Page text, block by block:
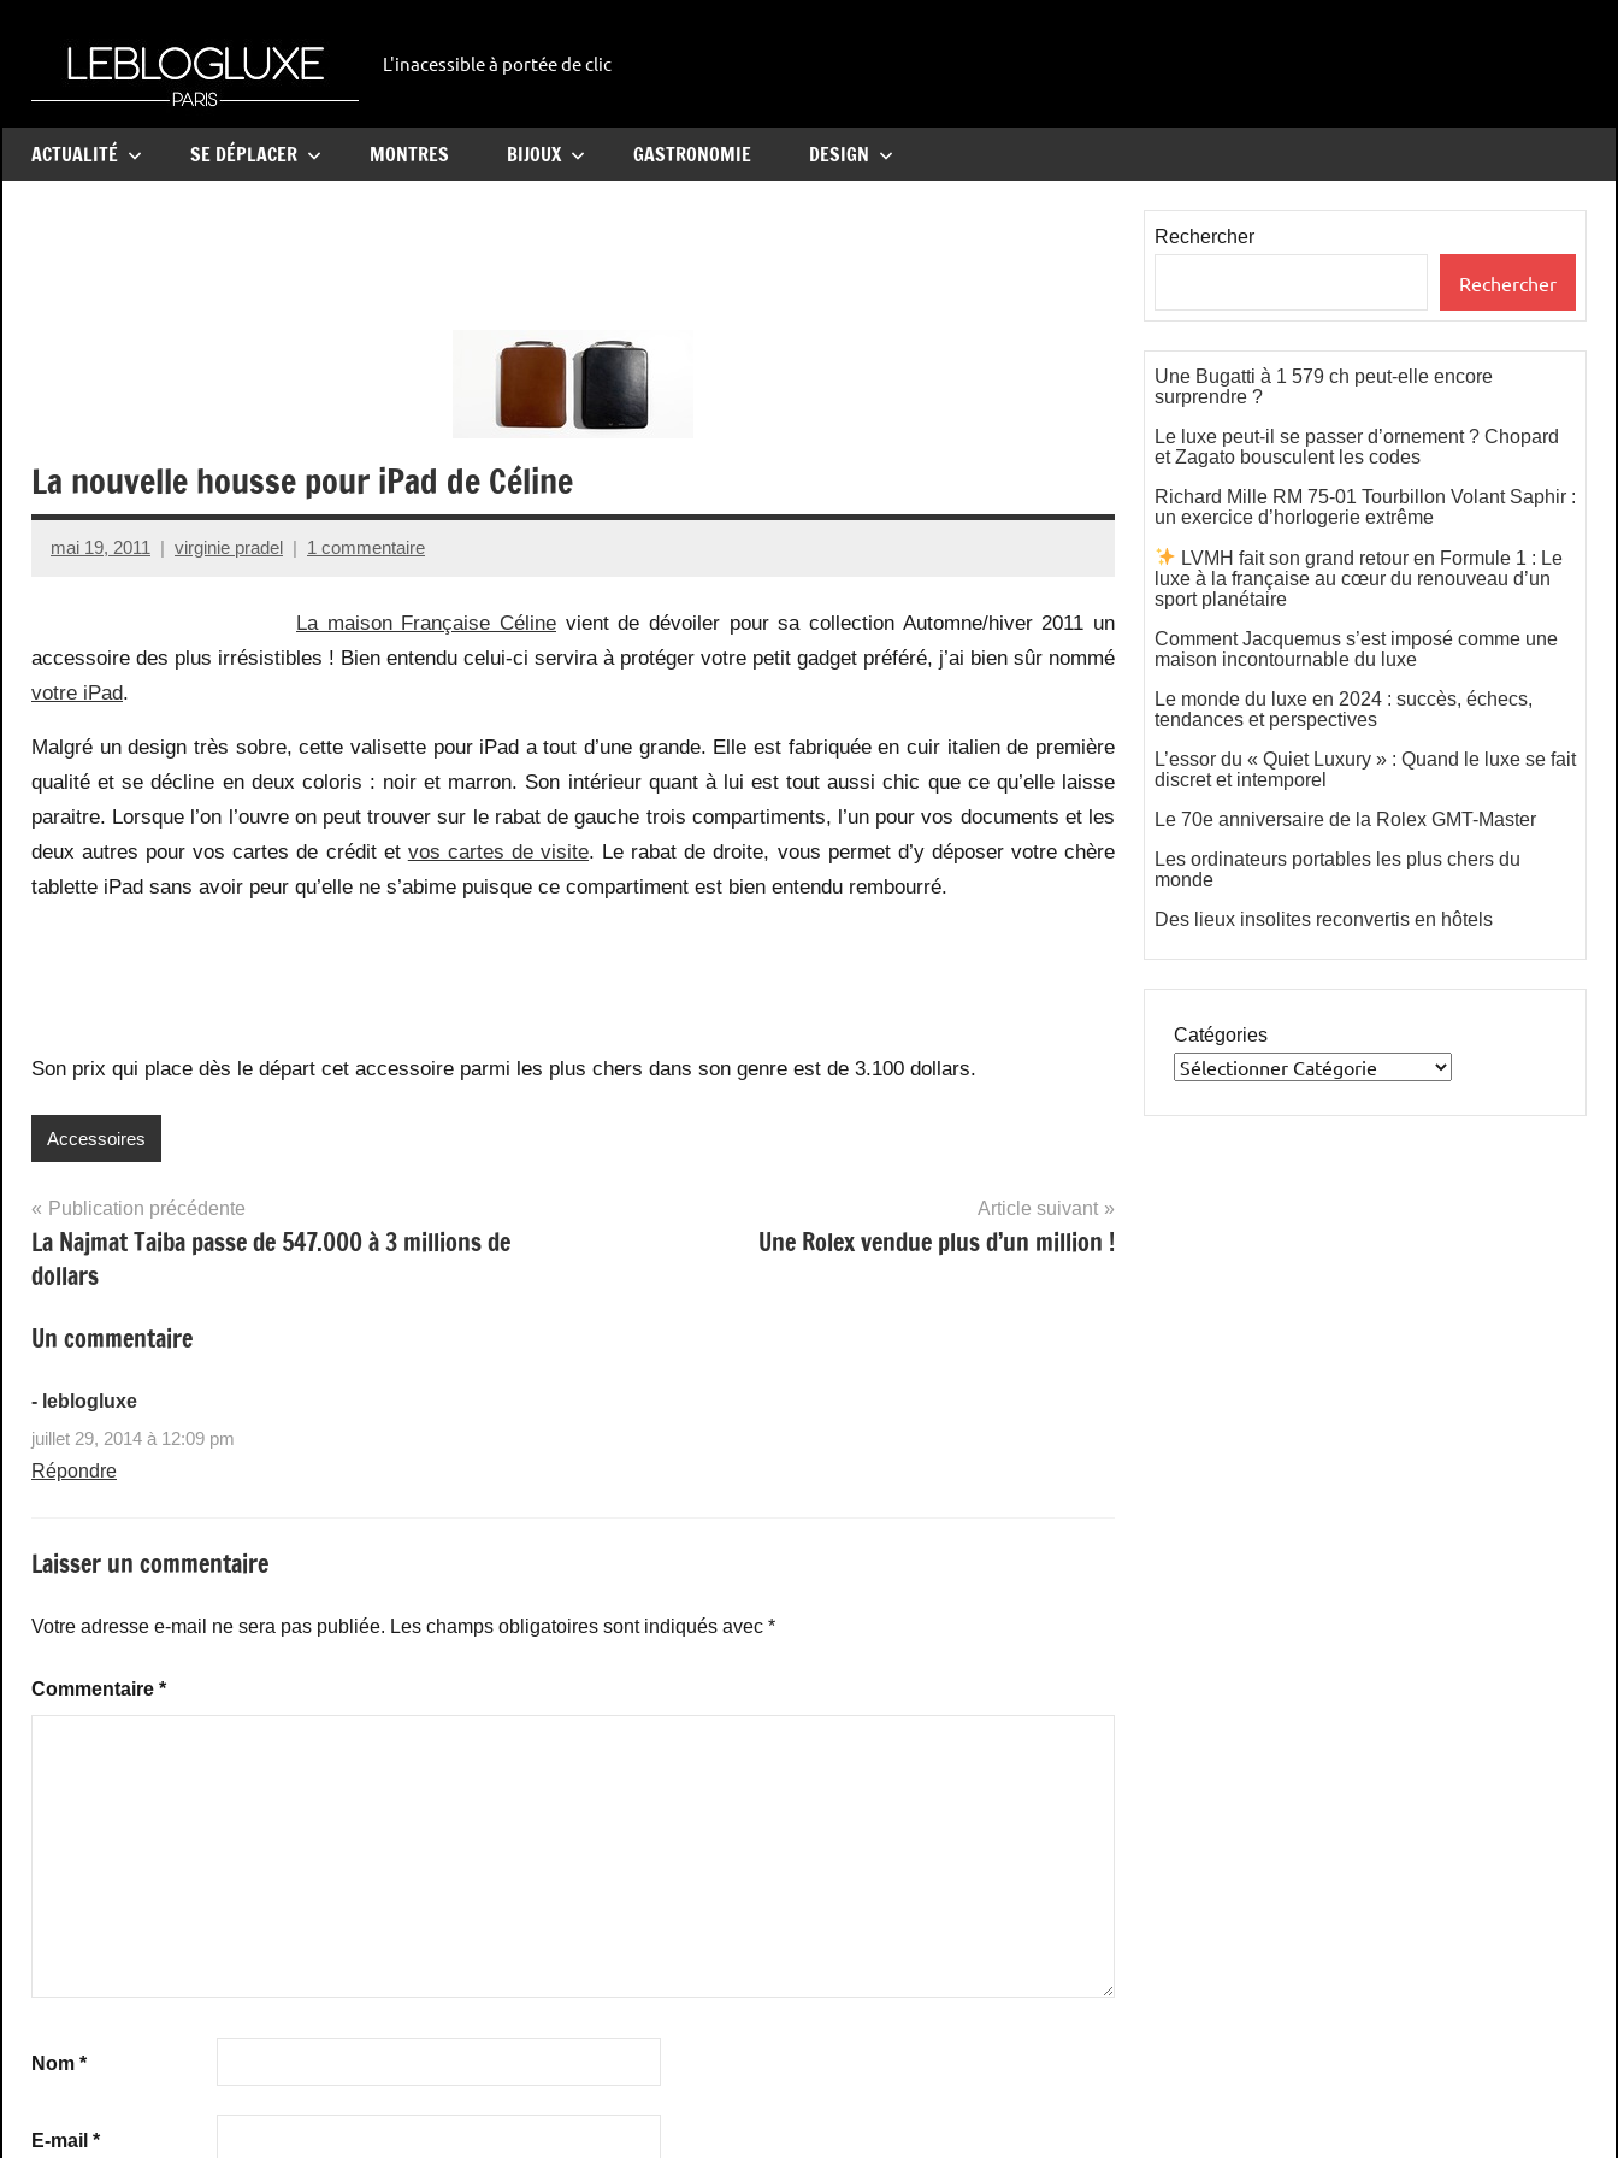
contenu
leblogluxe
L'inacessible à portée de clic
ACTUALITÉ SE DÉPLACER MONTRES BIJOUX GASTRONOMIE DESIGN
La nouvelle housse pour iPad de Céline
mai 19, 2011 virginie pradel 1 commentaire
La maison Française Céline vient de dévoiler pour sa collection Automne/hiver 2011 un
accessoire des plus irrésistibles ! Bien entendu celui-ci servira à protéger votre petit gadget préféré, j’ai bien sûr nommé
votre iPad.
Malgré un design très sobre, cette valisette pour iPad a tout d’une grande. Elle est fabriquée en cuir italien de première
qualité et se décline en deux coloris : noir et marron. Son intérieur quant à lui est tout aussi chic que ce qu’elle laisse
paraitre. Lorsque l’on l’ouvre on peut trouver sur le rabat de gauche trois compartiments, l’un pour vos documents et les
deux autres pour vos cartes de crédit et vos cartes de visite. Le rabat de droite, vous permet d’y déposer votre chère
tablette iPad sans avoir peur qu’elle ne s’abime puisque ce compartiment est bien entendu rembourré.
Son prix qui place dès le départ cet accessoire parmi les plus chers dans son genre est de 3.100 dollars.
Accessoires
Navigation
de
l’article
Publication précédente
La Najmat Taiba passe de 547.000 à 3 millions de
dollars
Article suivant
Une Rolex vendue plus d’un million !
Un commentaire
- leblogluxe
juillet 29, 2014 à 12:09 pm
Répondre
Laisser un commentaire
Votre adresse e-mail ne sera pas publiée. Les champs obligatoires sont indiqués avec *
Commentaire *
Nom *
E-mail *
Rechercher
Rechercher
Une Bugatti à 1 579 ch peut-elle encore
surprendre ?
Le luxe peut-il se passer d’ornement ? Chopard
et Zagato bousculent les codes
Richard Mille RM 75-01 Tourbillon Volant Saphir :
un exercice d’horlogerie extrême
LVMH fait son grand retour en Formule 1 : Le
luxe à la française au cœur du renouveau d’un
sport planétaire
Comment Jacquemus s’est imposé comme une
maison incontournable du luxe
Le monde du luxe en 2024 : succès, échecs,
tendances et perspectives
L’essor du « Quiet Luxury » : Quand le luxe se fait
discret et intemporel
Le 70e anniversaire de la Rolex GMT-Master
Les ordinateurs portables les plus chers du
monde
Des lieux insolites reconvertis en hôtels
Catégories